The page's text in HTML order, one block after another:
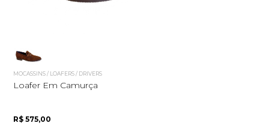
MOCASSINS / LOAFERS / DRIVERS
Loafer Em Camurça
R$ 575,00